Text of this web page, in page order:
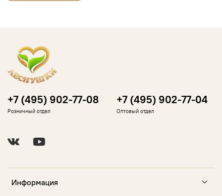
Информация
+7 (495) 902-77-08
Розничный отдел
+7 (495) 902-77-04
Оптовый отдел